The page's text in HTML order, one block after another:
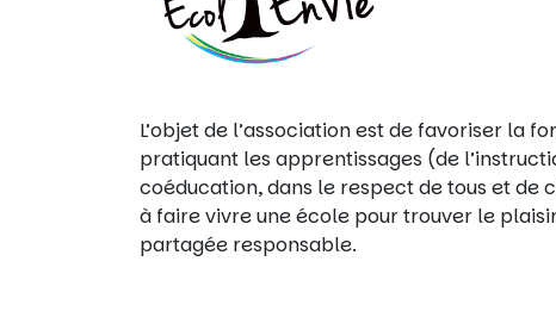
L’objet de l’association est de favoriser la
pratiquant les apprentissages (de
coéducation, dans le respect de tous et de
à faire vivre une école pour trouver le
partagée responsable.